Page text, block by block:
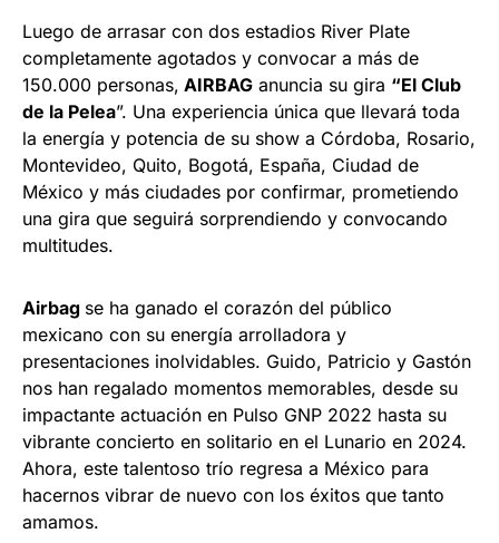
Luego de arrasar con dos estadios River Plate
completamente agotados y convocar a más de
150.000 personas, AIRBAG anuncia su gira “El Club
de la Pelea”. Una experiencia única que llevará toda
la energía y potencia de su show a Córdoba, Rosario,
Montevideo, Quito, Bogotá, España, Ciudad de
México y más ciudades por confirmar, prometiendo
una gira que seguirá sorprendiendo y convocando
multitudes.
Airbag se ha ganado el corazón del público
mexicano con su energía arrolladora y
presentaciones inolvidables. Guido, Patricio y Gastón
nos han regalado momentos memorables, desde su
impactante actuación en Pulso GNP 2022 hasta su
vibrante concierto en solitario en el Lunario en 2024.
Ahora, este talentoso trío regresa a México para
hacernos vibrar de nuevo con los éxitos que tanto
amamos.